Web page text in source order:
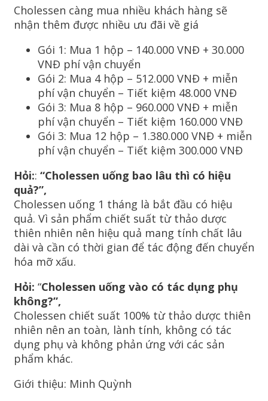
Cholessen càng mua nhiều khách hàng sẽ
nhận thêm được nhiều ưu đãi về giá
Gói 1: Mua 1 hộp – 140.000 VNĐ + 30.000
VNĐ phí vận chuyển
Gói 2: Mua 4 hộp – 512.000 VNĐ + miễn
phí vận chuyển – Tiết kiệm 48.000 VNĐ
Gói 3: Mua 8 hộp – 960.000 VNĐ + miễn
phí vận chuyển – Tiết kiệm 160.000 VNĐ
Gói 3: Mua 12 hộp – 1.380.000 VNĐ + miễn
phí vận chuyển – Tiết kiệm 300.000 VNĐ
Hỏi:: “Cholessen uống bao lâu thì có hiệu
quả?”,
Cholessen uống 1 tháng là bắt đầu có hiệu
quả. Vì sản phẩm chiết suất từ thảo dược
thiên nhiên nên hiệu quả mang tính chất lâu
dài và cần có thời gian để tác động đến chuyển
hóa mỡ xấu.
Hỏi: “Cholessen uống vào có tác dụng phụ
không?”,
Cholessen chiết suất 100% từ thảo dược thiên
nhiên nên an toàn, lành tính, không có tác
dụng phụ và không phản ứng với các sản
phẩm khác.
Giới thiệu: Minh Quỳnh